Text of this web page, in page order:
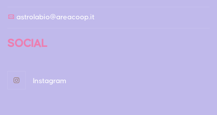
astrolabio@areacoop.it
SOCIAL
Instagram